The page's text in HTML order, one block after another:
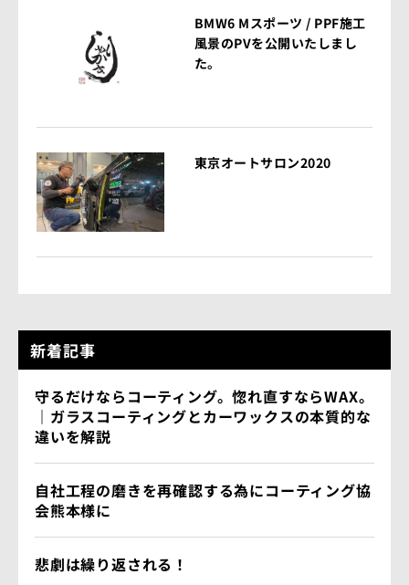
BMW6 Mスポーツ / PPF施工
風景のPVを公開いたしまし
た。
東京オートサロン2020
新着記事
守るだけならコーティング。惚れ直すならWAX。
｜ガラスコーティングとカーワックスの本質的な
違いを解説
自社工程の磨きを再確認する為にコーティング協
会熊本様に
悲劇は繰り返される！